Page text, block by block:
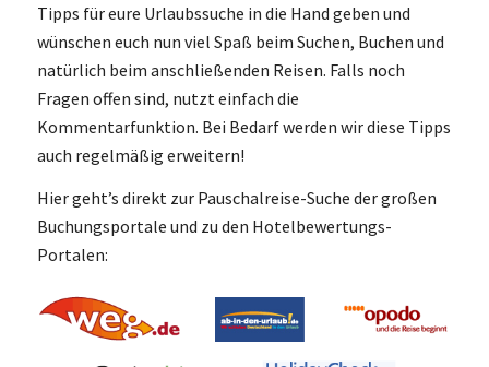
Tipps für eure Urlaubssuche in die Hand geben und
wünschen euch nun viel Spaß beim Suchen, Buchen und
natürlich beim anschließenden Reisen. Falls noch
Fragen offen sind, nutzt einfach die
Kommentarfunktion. Bei Bedarf werden wir diese Tipps
auch regelmäßig erweitern!
Hier geht’s direkt zur Pauschalreise-Suche der großen
Buchungsportale und zu den Hotelbewertungs-
Portalen: